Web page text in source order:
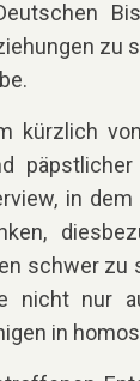
zu
kürzlich
in
schwer zu
nicht nur
in